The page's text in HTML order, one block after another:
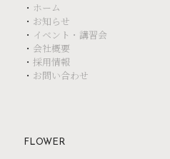
・ ホーム
・ お知らせ
・ イベント・講習会
・ 会社概要
・ 採用情報
・ お問い合わせ
FLOWER